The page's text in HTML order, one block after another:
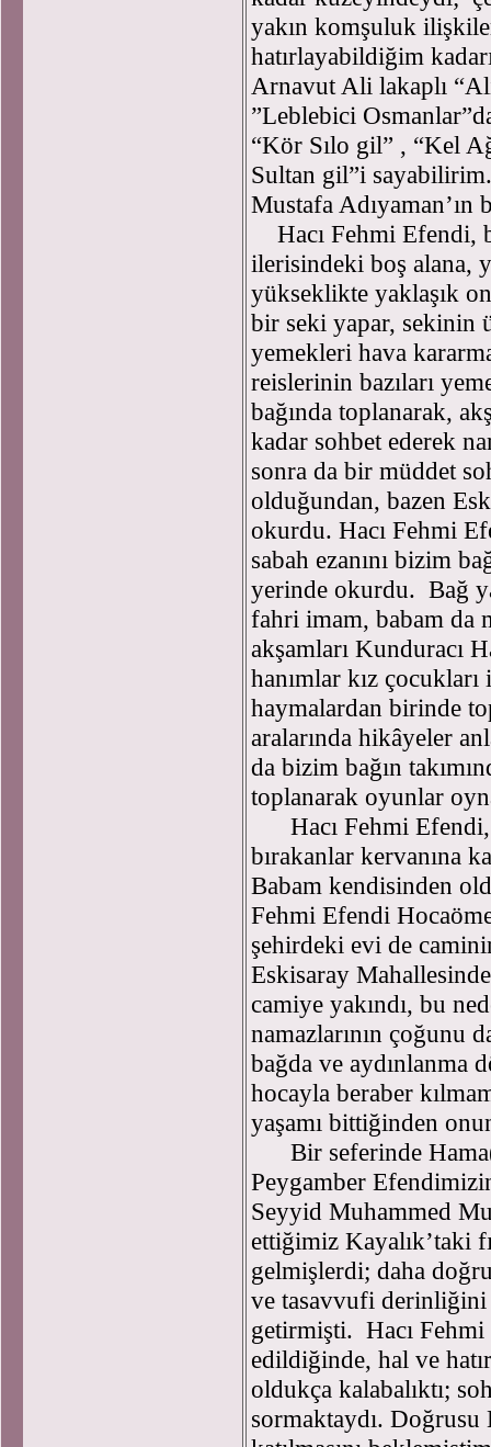
yakın komşuluk
hatırlayabildiğim
Arnavut Ali lakaplı
”Leblebici
“Kör Sılo gil” , “Kel
Sultan gil”i
Mustafa Adıyaman’ın
Hacı Fehmi Efendi,
ilerisindeki boş alana,
yükseklikte yaklaşık
bir seki yapar, sekinin
yemekleri hava
reislerinin bazıları
bağında toplanarak,
kadar sohbet ederek
sonra da bir müddet
olduğundan, bazen
okurdu. Hacı Fehmi
sabah ezanını bizim
yerinde okurdu. Bağ
fahri imam, babam da
akşamları Kunduracı
hanımlar kız
haymalardan birinde
aralarında hikâyeler
da bizim bağın
toplanarak oyunlar
Hacı Fehmi Efendi,
bırakanlar kervanına
Babam kendisinden
Fehmi Efendi
şehirdeki evi de
Eskisaray
camiye yakındı, bu
namazlarının çoğunu
bağda ve aydınlanma
hocayla beraber
yaşamı bittiğinden
Bir seferinde
Peygamber
Seyyid Muhammed
ettiğimiz Kayalık’taki
gelmişlerdi; daha
ve tasavvufi derinliğini
getirmişti. Hacı Fehmi
edildiğinde, hal ve
oldukça kalabalıktı;
sormaktaydı. Doğrusu